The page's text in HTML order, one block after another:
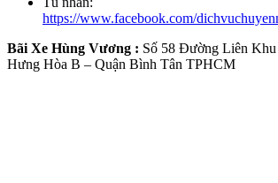
https://www.facebook.com/
Bãi Xe Hùng Vương : Số 58 Đường Liên
Hưng Hòa B – Quận Bình Tân TPHCM